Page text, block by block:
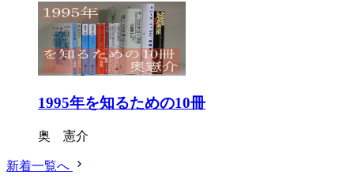
1995年を知るための10冊
奥 憲介
新着一覧へ